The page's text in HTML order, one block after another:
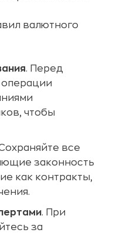
валютного
. Перед
чтобы
все
законность
как контракты,
. При
за